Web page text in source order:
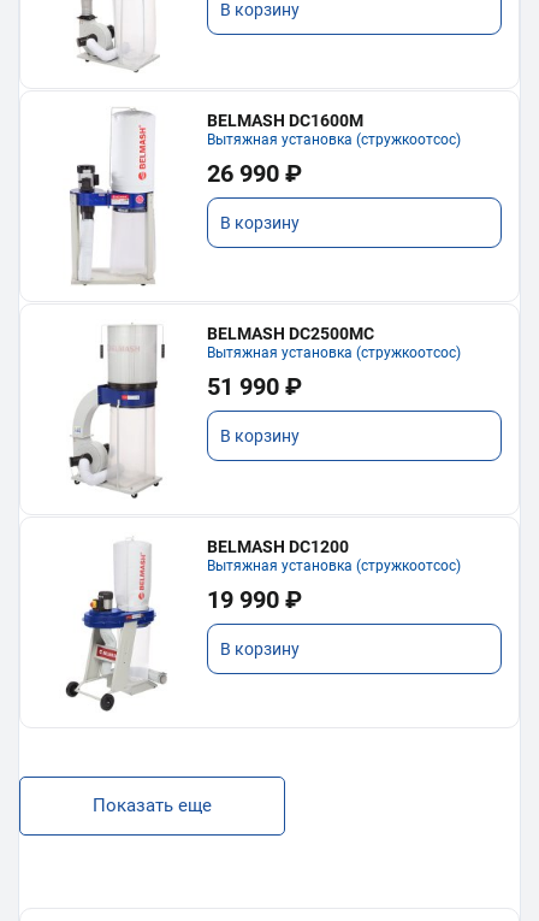
В корзину
BELMASH DC1600M
Вытяжная установка (стружкоотсос)
26 990 ₽
В корзину
BELMASH DC2500MC
Вытяжная установка (стружкоотсос)
51 990 ₽
В корзину
BELMASH DC1200
Вытяжная установка (стружкоотсос)
19 990 ₽
В корзину
Показать еще